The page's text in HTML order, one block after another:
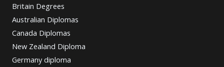
Britain Degrees
Australian Diplomas
Canada Diplomas
New Zealand Diploma
Germany diploma